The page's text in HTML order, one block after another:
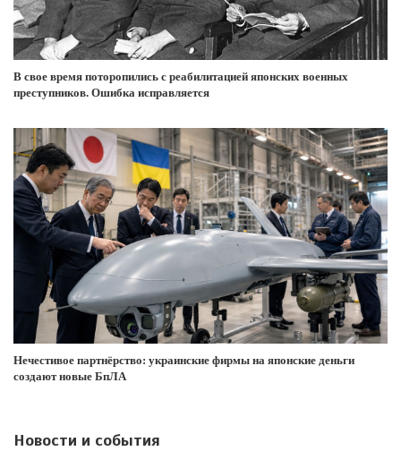
В свое время поторопились с реабилитацией японских военных
преступников. Ошибка исправляется
Нечестивое партнёрство: украинские фирмы на японские деньги
создают новые БпЛА
Новости и события